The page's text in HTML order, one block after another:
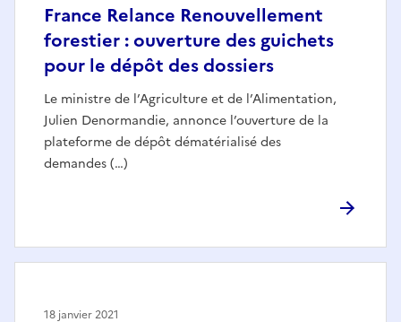
France Relance Renouvellement
forestier : ouverture des guichets
pour le dépôt des dossiers
Le ministre de l’Agriculture et de l’Alimentation,
Julien Denormandie, annonce l’ouverture de la
plateforme de dépôt dématérialisé des
demandes (…)
18 janvier 2021